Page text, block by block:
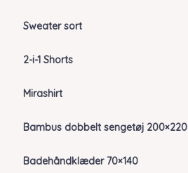
Sweater sort
2-i-1 Shorts
Mirashirt
Bambus dobbelt sengetøj 200×220
Badehåndklæder 70×140